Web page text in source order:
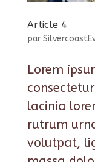
Article 4
par
Lorem
lacinia
rutrum
volutpat,